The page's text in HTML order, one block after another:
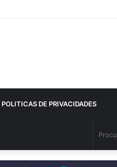
POLITICAS DE PRIVACIDADES